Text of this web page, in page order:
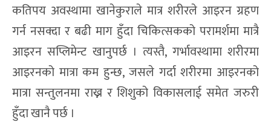
कतिपय अवस्थामा खानेकुराले मात्र शरीरले आइरन ग्रहण
गर्न नसक्दा र बढी माग हुँदा चिकित्सकको परामर्शमा मात्रै
आइरन सप्लिमेन्ट खानुपर्छ । त्यस्तै, गर्भावस्थामा शरीरमा
आइरनको मात्रा कम हुन्छ, जसले गर्दा शरीरमा आइरनको
मात्रा सन्तुलनमा राख्न र शिशुको विकासलाई समेत जरुरी
हुँदा खानै पर्छ ।